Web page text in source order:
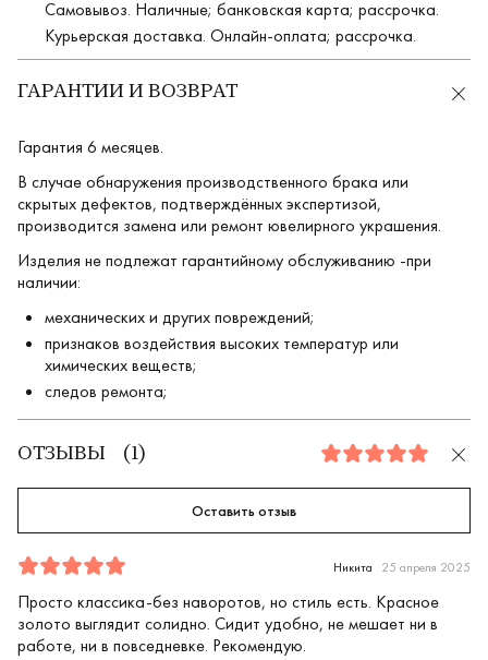
Самовывоз. Наличные; банковская карта; рассрочка.
Курьерская доставка. Онлайн-оплата; рассрочка.
ГАРАНТИИ И ВОЗВРАТ
Гарантия 6 месяцев.
В случае обнаружения производственного брака или
скрытых дефектов, подтверждённых экспертизой,
производится замена или ремонт ювелирного украшения.
Изделия не подлежат гарантийному обслуживанию -при
наличии:
механических и других повреждений;
признаков воздействия высоких температур или
химических веществ;
следов ремонта;
ОТЗЫВЫ ( 1) 5.0
Оставить отзыв
Отзыв
1
5.0
5 Никита 25 апреля 2025
Просто классика-без наворотов, но стиль есть. Красное
золото выглядит солидно. Сидит удобно, не мешает ни в
работе, ни в повседневке. Рекомендую.